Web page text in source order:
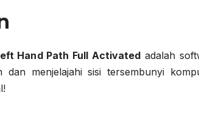
Hand Path Full Activated adalah
dan menjelajahi sisi tersembunyi